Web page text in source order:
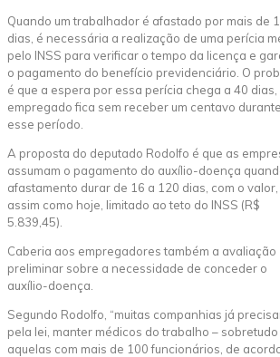
Quando um trabalhador é afastado por mais de
dias, é necessária a realização de uma perícia
pelo INSS para verificar o tempo da licença e
o pagamento do benefício previdenciário. O
é que a espera por essa perícia chega a 40 dias,
empregado fica sem receber um centavo durante
esse período.
A proposta do deputado Rodolfo é que as
assumam o pagamento do auxílio-doença
afastamento durar de 16 a 120 dias, com o valor,
assim como hoje, limitado ao teto do INSS (R$
5.839,45).
Caberia aos empregadores também a avaliação
preliminar sobre a necessidade de conceder o
auxílio-doença.
Segundo Rodolfo, “muitas companhias já
pela lei, manter médicos do trabalho – sobretudo
aquelas com mais de 100 funcionários, de